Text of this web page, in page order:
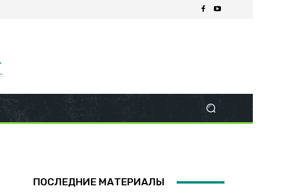
ПОСЛЕДНИЕ МАТЕРИАЛЫ